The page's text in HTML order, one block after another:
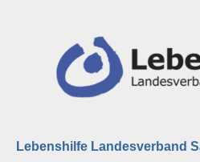
Lebenshilfe Landesverband